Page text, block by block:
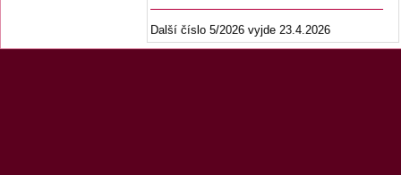
Další číslo 5/2026 vyjde 23.4.2026